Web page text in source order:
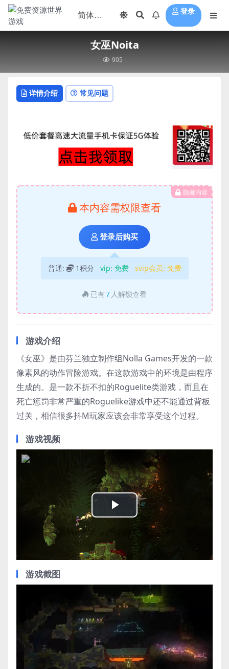
登录
女巫Noita
905
详情介绍 常见问题
隐藏内容
本内容需权限查看
登录后购买
普通: 1积分 vip: 免费 svip会员: 免费
已有7 人解锁查看
游戏介绍
《女巫》是由芬兰独立制作组Nolla Games开发的一款
像素风的动作冒险游戏。在这款游戏中的环境是由程序
生成的。是一款不折不扣的Roguelite类游戏，而且在
死亡惩罚非常严重的Roguelike游戏中还不能通过背板
过关，相信很多抖M玩家应该会非常享受这个过程。
游戏视频
Play
Video
游戏截图